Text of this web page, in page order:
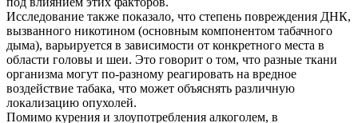
Исследование также показало, что степень повреждения ДНК,
вызванного никотином (основным компонентом табачного
дыма), варьируется в зависимости от конкретного места в
области головы и шеи. Это говорит о том, что разные ткани
организма могут по-разному реагировать на вредное
воздействие табака, что может объяснять различную
локализацию опухолей.
Помимо курения и злоупотребления алкоголем, в